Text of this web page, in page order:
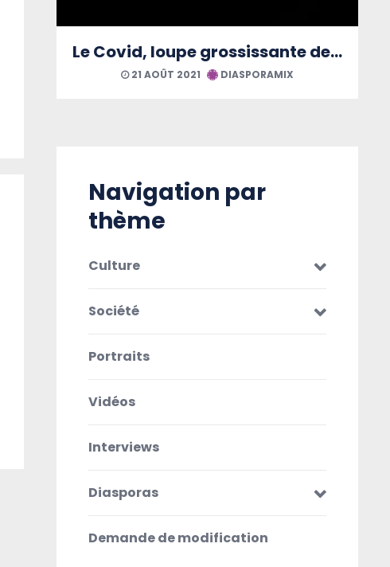
Le Covid, loupe grossissante des maux martiniquais
21 AOÛT 2021 DIASPORAMIX
Navigation par
thème
Culture
Société
Portraits
Vidéos
Interviews
Diasporas
Demande de modification